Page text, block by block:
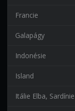
Francie
Galapágy
Indonésie
Island
Itálie Elba, Sardínie